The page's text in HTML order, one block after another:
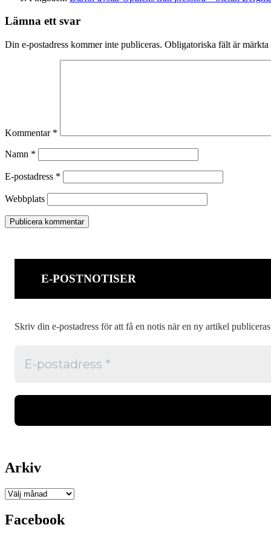
Lämna ett svar
Din e-postadress kommer inte publiceras. Obligatoriska fält är märkta
Kommentar *
Namn *
E-postadress *
Webbplats
E-POSTNOTISER
Skriv din e-postadress för att få en notis när en ny artikel
Arkiv
Arkiv
Facebook